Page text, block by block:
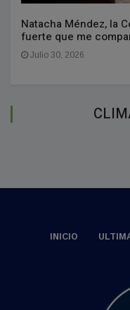
Natacha Méndez, la
fuerte que me
Julio 30, 2026
INICIO